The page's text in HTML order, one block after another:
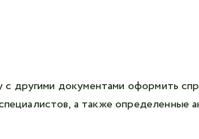
другими документами оформить
а также определенные